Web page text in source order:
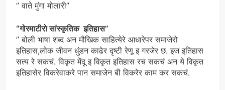
” वाते मुंगा मोलारी”
“गोरमाटीरो सांस्कृतिक इतिहास”
” बोली भाषा शब्द अन मौखिक साहित्येरे आधारेपर समाजेरो
इतिहास,लोक जीवन धुंडन काढेर दृष्टी रेणू इ गरजेर छ. इज इतिहास
सत्य रे सकचं. विकृत मेंदू इ विकृत इतिहास रच सकचं अन ये विकृत
इतिहासेर विकरेवाकरे पान समाजेन बी विकरेर काम कर सकचं.